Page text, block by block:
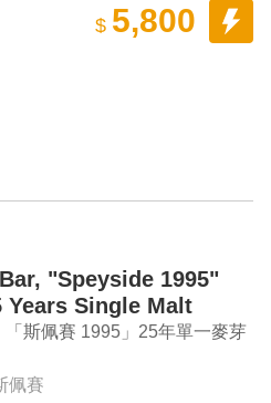
$ 5,800
"Speyside 1995"
Years Single Malt
「斯佩賽 1995」25年單一麥芽
佩賽